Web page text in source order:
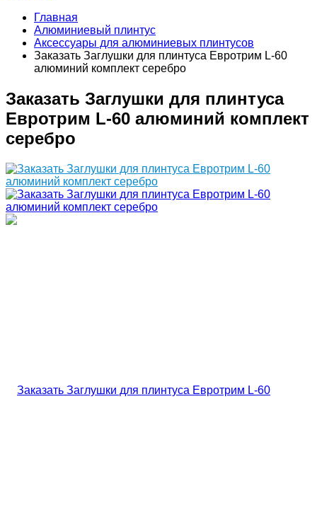
Главная
Алюминиевый плинтус
Аксессуары для алюминиевых плинтусов
Заказать Заглушки для плинтуса Евротрим L-60
алюминий комплект серебро
Заказать Заглушки для плинтуса
Евротрим L-60 алюминий комплект
серебро